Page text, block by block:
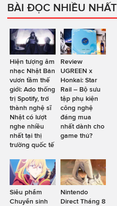
BÀI ĐỌC NHIỀU NHẤT
Hiện tượng âm
nhạc Nhật Bản
vươn tầm thế
giới: Ado thống
trị Spotify, trở
thành nghệ sĩ
Nhật có lượt
nghe nhiều
nhất tại thị
trường quốc tế
Review
UGREEN x
Honkai: Star
Rail – Bộ sưu
tập phụ kiện
công nghệ
đáng mua
nhất dành cho
game thủ?
Siêu phẩm
Chuyển sinh
Nintendo
Direct Tháng 8